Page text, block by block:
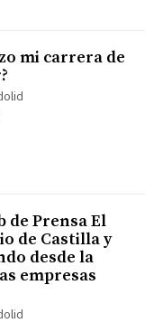
mi carrera de
de Prensa El
de Castilla y
desde la
empresas